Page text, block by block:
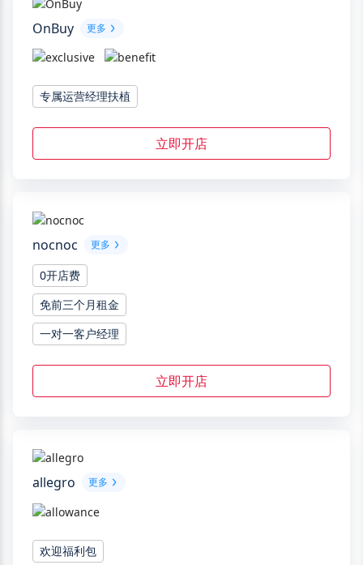
OnBuy 更多
专属运营经理扶植
立即开店
nocnoc 更多
0开店费
免前三个月租金
一对一客户经理
立即开店
allegro 更多
欢迎福利包